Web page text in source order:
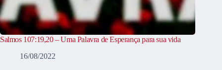
Salmos 107:19,20 – Uma Palavra de Esperança para sua vida
16/08/2022